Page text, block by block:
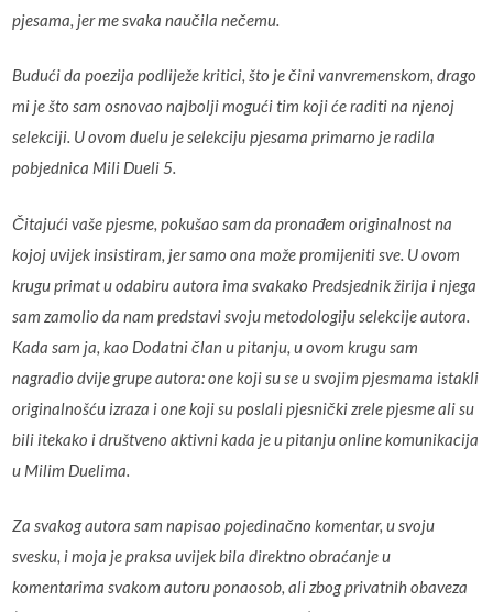
pjesama, jer me svaka naučila nečemu.
Budući da poezija podliježe kritici, što je čini vanvremenskom, drago
mi je što sam osnovao najbolji mogući tim koji će raditi na njenoj
selekciji. U ovom duelu je selekciju pjesama primarno je radila
pobjednica Mili Dueli 5.
Čitajući vaše pjesme, pokušao sam da pronađem originalnost na
kojoj uvijek insistiram, jer samo ona može promijeniti sve. U ovom
krugu primat u odabiru autora ima svakako Predsjednik žirija i njega
sam zamolio da nam predstavi svoju metodologiju selekcije autora.
Kada sam ja, kao Dodatni član u pitanju, u ovom krugu sam
nagradio dvije grupe autora: one koji su se u svojim pjesmama istakli
originalnošću izraza i one koji su poslali pjesnički zrele pjesme ali su
bili itekako i društveno aktivni kada je u pitanju online komunikacija
u Milim Duelima.
Za svakog autora sam napisao pojedinačno komentar, u svoju
svesku, i moja je praksa uvijek bila direktno obraćanje u
komentarima svakom autoru ponaosob, ali zbog privatnih obaveza